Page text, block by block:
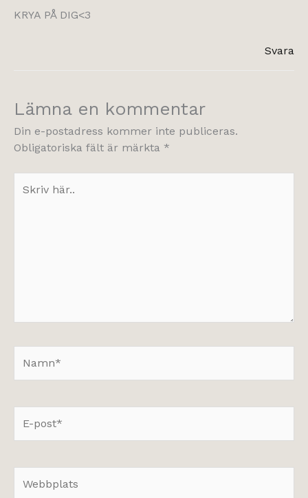
KRYA PÅ DIG<3
Svara
Lämna en kommentar
Din e-postadress kommer inte publiceras.
Obligatoriska fält är märkta *
här..
post*